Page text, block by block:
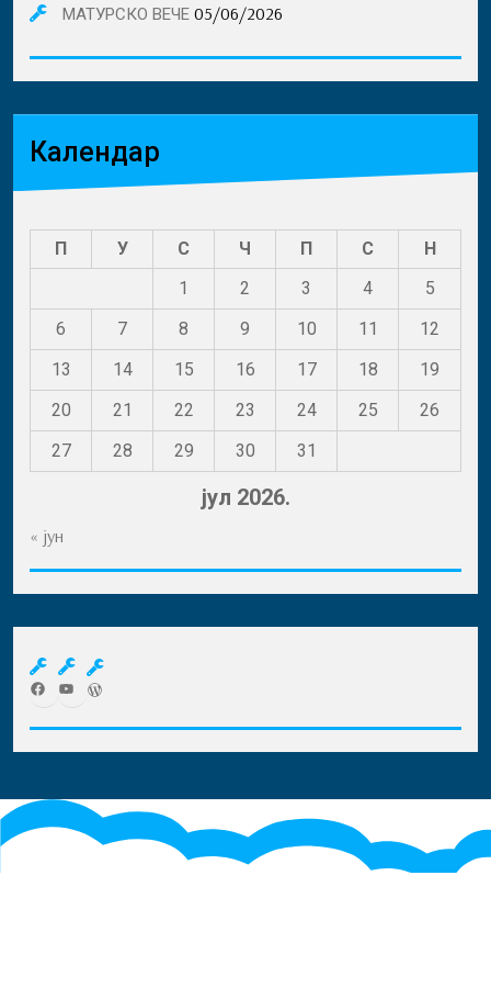
МАТУРСКО ВЕЧЕ 05/06/2026
Календар
јул 2026.
П У С Ч П С
Н
1
2 3 4
5
6
7 8 9 10 11
12
13
14 15 16 17 18
19
20
21 22 23 24 25
26
27
28 29 30 31
« јун
Facebook
YouTubeWordPress